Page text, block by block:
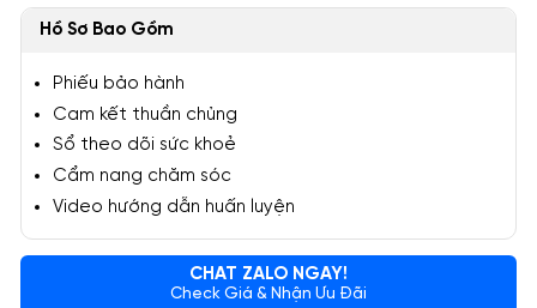
Hồ Sơ Bao Gồm
Phiếu bảo hành
Cam kết thuần chủng
Sổ theo dõi sức khoẻ
Cẩm nang chăm sóc
Video hướng dẫn huấn luyện
CHAT ZALO NGAY!
Check Giá & Nhận Ưu Đãi